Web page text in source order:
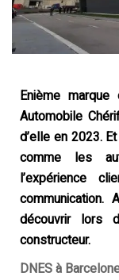
Enième
Automobile
d’elle en 2023.
comme les
l’expérience
communication.
découvrir lors
constructeur.
DNES à